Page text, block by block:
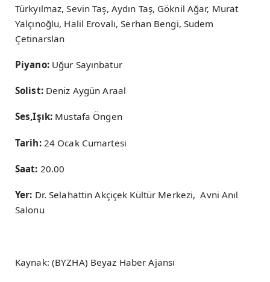
Türkyılmaz, Sevin Taş, Aydın Taş, Göknil Ağar, Murat
Yalçınoğlu, Halil Erovalı, Serhan Bengi, Sudem
Çetinarslan
Piyano:Uğur Sayınbatur
Solist:Deniz Aygün Araal
Ses,Işık: Mustafa Öngen
Tarih:24 Ocak Cumartesi
Saat: 20.00
Yer: Dr. Selahattin Akçiçek Kültür Merkezi, Avni Anıl
Salonu
Kaynak: (BYZHA) Beyaz Haber Ajansı